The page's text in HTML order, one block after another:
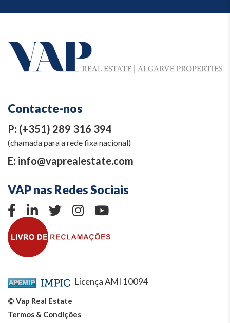
Contacte-nos
P: (+351) 289 316 394
(chamada para a rede fixa nacional)
E: info@vaprealestate.com
VAP nas Redes Sociais
Licença AMI 10094
© Vap Real Estate
Termos & Condições